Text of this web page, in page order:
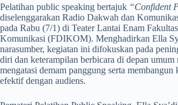
Pelatihan public speaking bertajuk “Confident
diselenggarakan Radio Dakwah dan
pada Rabu (7/1) di Teater Lantai Enam
Komunikasi (FDIKOM). Menghadirkan Ella
narasumber, kegiatan ini difokuskan pada
diri dan keterampilan berbicara di depan
mengatasi demam panggung serta
efektif dengan audiens.